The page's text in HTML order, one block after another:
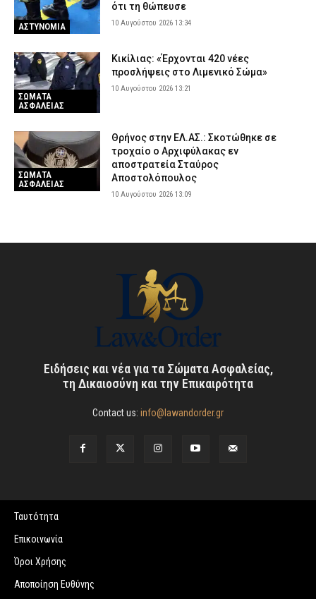
ΑΣΤΥΝΟΜΙΑ
ότι τη θώπευσε
10 Αυγούστου 2026 13:34
ΣΩΜΑΤΑ
ΑΣΦΑΛΕΙΑΣ
Κικίλιας: «Έρχονται 420 νέες
προσλήψεις στο Λιμενικό Σώμα»
10 Αυγούστου 2026 13:21
ΣΩΜΑΤΑ
ΑΣΦΑΛΕΙΑΣ
Θρήνος στην ΕΛ.ΑΣ.: Σκοτώθηκε σε
τροχαίο ο Αρχιφύλακας εν
αποστρατεία Σταύρος
Αποστολόπουλος
10 Αυγούστου 2026 13:09
Ειδήσεις και νέα για τα Σώματα Ασφαλείας,
τη Δικαιοσύνη και την Επικαιρότητα
Contact us: info@lawandorder.gr
Ταυτότητα
Επικοινωνία
Όροι Χρήσης
Αποποίηση Ευθύνης